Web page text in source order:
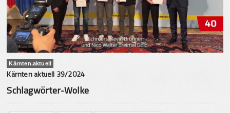
Kärnten.aktuell
Kärnten aktuell 39/2024
Schlagwörter-Wolke